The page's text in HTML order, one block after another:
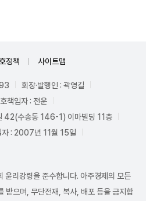
정책 사이트맵
회장·발행인 : 곽영길
책임자 : 전운
42(수송동 146-1) 이마빌딩 11층
자 : 2007년 11월 15일
윤리강령을 준수합니다. 아주경제의 모든
받으며, 무단전재, 복사, 배포 등을 금지합